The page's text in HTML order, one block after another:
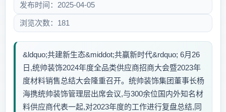
发布时间：2025-04-05
浏览次数：181
&ldquo;共建新生态&middot;共赢新时代&rdquo; 6月26
日,统帅装饰2024年度全品类供应商招商大会暨2023年
度材料销售总结大会隆重召开。统帅装饰集团董事长杨
海携统帅装饰管理层出席会议,与300余位国内外知名材
料供应商代表一起,对2023年度的工作进行复盘总结,同